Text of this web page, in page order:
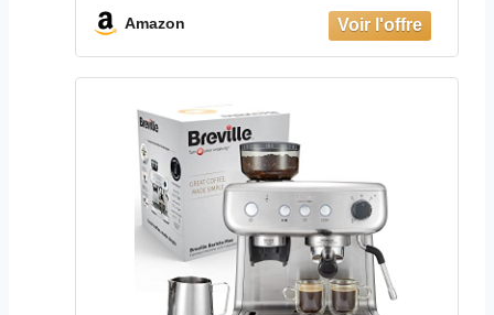
mousseur de lait | Rouge [VCF109X]
Amazon